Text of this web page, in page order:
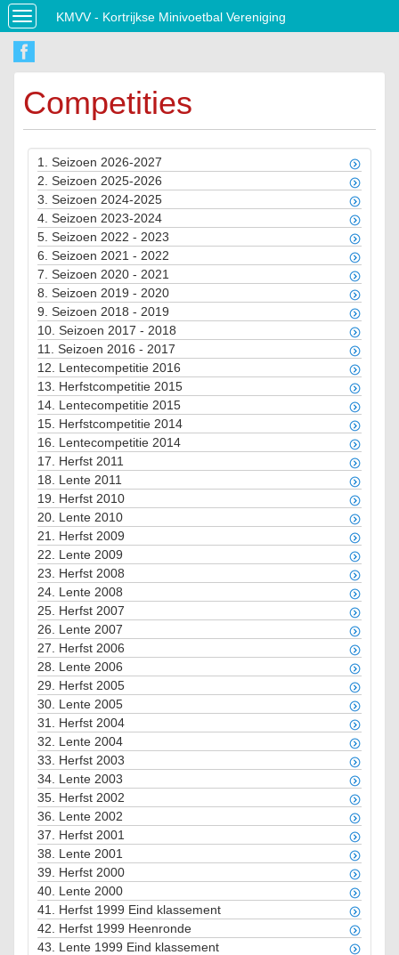
Toggle
navigation
KMVV - Kortrijkse Minivoetbal Vereniging
Competities
1. Seizoen 2026-2027
2. Seizoen 2025-2026
3. Seizoen 2024-2025
4. Seizoen 2023-2024
5. Seizoen 2022 - 2023
6. Seizoen 2021 - 2022
7. Seizoen 2020 - 2021
8. Seizoen 2019 - 2020
9. Seizoen 2018 - 2019
10. Seizoen 2017 - 2018
11. Seizoen 2016 - 2017
12. Lentecompetitie 2016
13. Herfstcompetitie 2015
14. Lentecompetitie 2015
15. Herfstcompetitie 2014
16. Lentecompetitie 2014
17. Herfst 2011
18. Lente 2011
19. Herfst 2010
20. Lente 2010
21. Herfst 2009
22. Lente 2009
23. Herfst 2008
24. Lente 2008
25. Herfst 2007
26. Lente 2007
27. Herfst 2006
28. Lente 2006
29. Herfst 2005
30. Lente 2005
31. Herfst 2004
32. Lente 2004
33. Herfst 2003
34. Lente 2003
35. Herfst 2002
36. Lente 2002
37. Herfst 2001
38. Lente 2001
39. Herfst 2000
40. Lente 2000
41. Herfst 1999 Eind klassement
42. Herfst 1999 Heenronde
43. Lente 1999 Eind klassement